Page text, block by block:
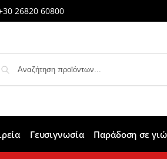
26820 60800
Γευσιγνωσία Παράδοση σε